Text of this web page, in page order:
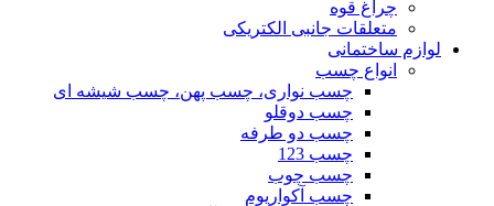
چراغ قوه
متعلقات جانبی الکتریکی
لوازم ساختمانی
انواع چسب
چسب نواری، چسب پهن، چسب شیشه ای
چسب دوقلو
چسب دو طرفه
چسب 123
چسب چوب
چسب آکواریوم